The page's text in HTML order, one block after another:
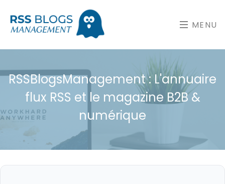
MENU
RSSBlogsManagement : L'annuaire
flux RSS et le magazine B2B &
numérique